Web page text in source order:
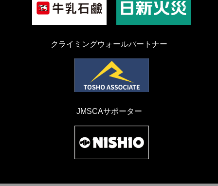
クライミングウォールパートナー
JMSCAサポーター